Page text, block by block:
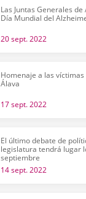
Las Juntas Generales
Día Mundial del
20 sept. 2022
Homenaje a las
Álava
17 sept. 2022
El último debate de
legislatura tendrá lugar
septiembre
14 sept. 2022